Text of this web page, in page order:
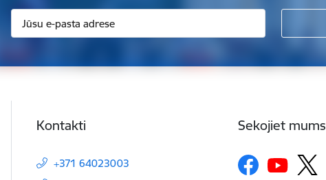
Kontakti
+371 64023003
Sekojiet mums